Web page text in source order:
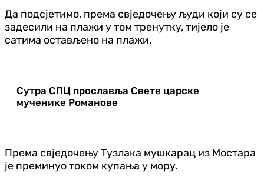
Да подсјетимо, према свједочењу људи који су се
задесили на плажи у том тренутку, тијело је
сатима остављено на плажи.
Сутра СПЦ прославља Свете царске
мученике Романове
Према свједочењу Тузлака мушкарац из Мостара
је преминуо током купања у мору.